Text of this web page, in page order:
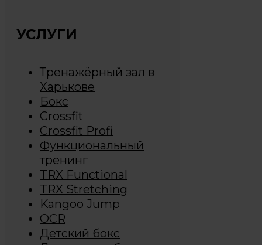
УСЛУГИ
Тренажёрный зал в
Харькове
Бокс
Crossfit
Crossfit Profi
Функциональный
тренинг
TRX Functional
TRX Stretching
Kangoo Jump
OCR
Детский бокс